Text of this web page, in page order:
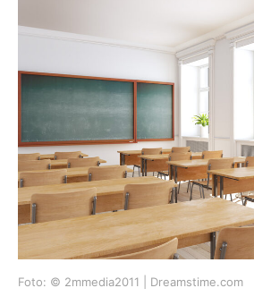
Foto: © 2mmedia2011 | Dreamstime.com